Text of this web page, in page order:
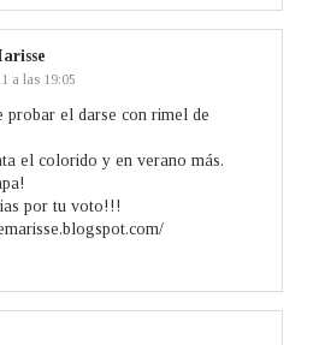
a las 19:05
probar el darse con rimel de
el colorido y en verano más.
por tu voto!!!